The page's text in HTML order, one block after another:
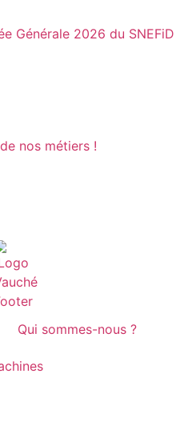
Générale 2026 du SNEFiD
nos métiers !
Qui sommes-nous ?